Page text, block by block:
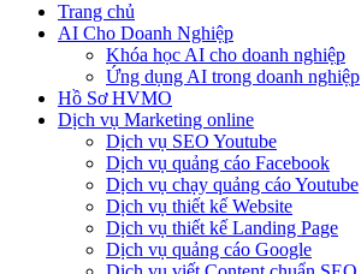
Trang chủ
AI Cho Doanh Nghiệp
Khóa học AI cho doanh nghiệp
Ứng dụng AI trong doanh nghiệp
Hồ Sơ HVMO
Dịch vụ Marketing online
Dịch vụ SEO Youtube
Dịch vụ quảng cáo Facebook
Dịch vụ chạy quảng cáo Youtube
Dịch vụ thiết kế Website
Dịch vụ thiết kế Landing Page
Dịch vụ quảng cáo Google